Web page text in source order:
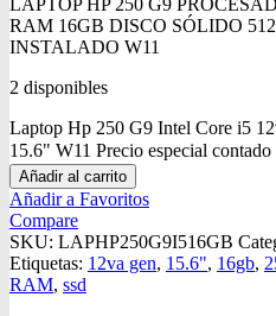
LAPTOP HP 250 G9
RAM 16GB DISCO SÓLIDO
INSTALADO W11
2 disponibles
Laptop Hp 250 G9 Intel Core i5
15.6" W11 Precio especial
Añadir al carrito
Añadir a Favoritos
Compare
SKU: LAPHP250G9I516GB
Etiquetas: 12va gen, 15.6", 16gb,
RAM, ssd